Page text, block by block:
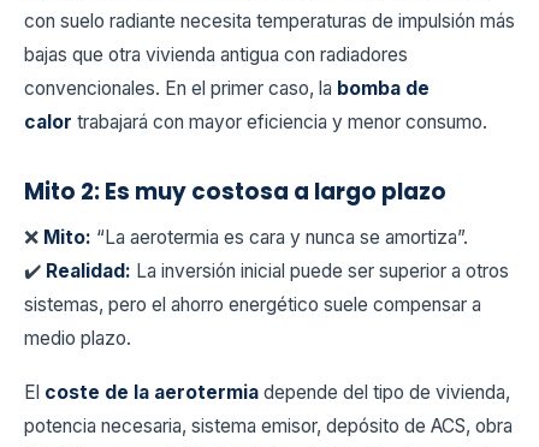
con suelo radiante necesita temperaturas de impulsión más
bajas que otra vivienda antigua con radiadores
convencionales. En el primer caso, la bomba de
calor trabajará con mayor eficiencia y menor consumo.
Mito 2: Es muy costosa a largo plazo
❌ Mito: “La aerotermia es cara y nunca se amortiza”.
✔️ Realidad: La inversión inicial puede ser superior a otros
sistemas, pero el ahorro energético suele compensar a
medio plazo.
El coste de la aerotermia depende del tipo de vivienda,
potencia necesaria, sistema emisor, depósito de ACS, obra